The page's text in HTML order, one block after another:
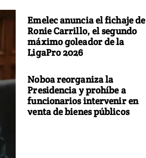
Emelec anuncia el fichaje de
Ronie Carrillo, el segundo
máximo goleador de la
LigaPro 2026
Noboa reorganiza la
Presidencia y prohíbe a
funcionarios intervenir en
venta de bienes públicos